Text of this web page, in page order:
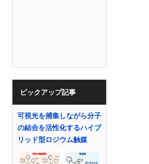
ピックアップ記事
可視光を捕集しながら分子
の結合を活性化するハイブ
リッド型ロジウム触媒